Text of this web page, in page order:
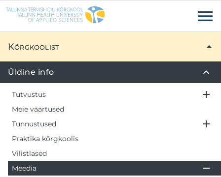
Liigu edasi põhisisu juurde Ligipääsetavus
Kõrgkoolist
Üldine info
Tutvustus
Meie väärtused
Tunnustused
Praktika kõrgkoolis
Vilistlased
Meedia